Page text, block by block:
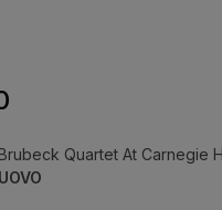
Quartet At Carnegie